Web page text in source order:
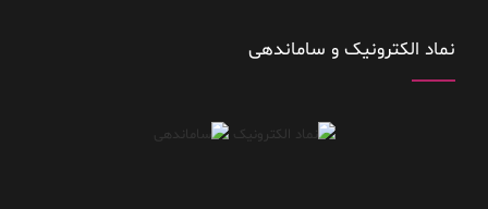
نماد الکترونیک و ساماندهی